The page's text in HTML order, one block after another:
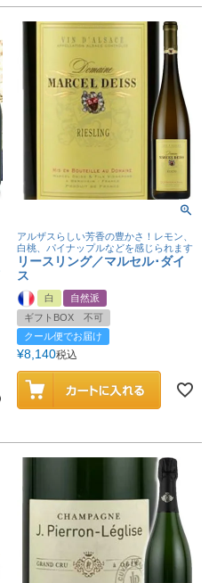
アルザスらしい芳香の豊かさ！レモン、
白桃、パイナップルなどを感じられます
リースリング／マルセル･ダイ
ス
白
自然派
ギフトBOX 不可
クール便でお届け
¥8,140税込